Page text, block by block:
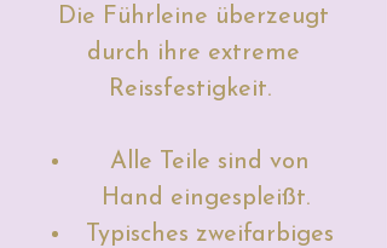
Die Führleine überzeugt
durch ihre extreme
Reissfestigkeit.
Alle Teile sind von
Hand eingespleißt.
Typisches zweifarbiges